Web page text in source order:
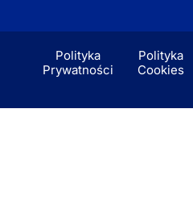
Polityka
Prywatności
Polityka
Cookies